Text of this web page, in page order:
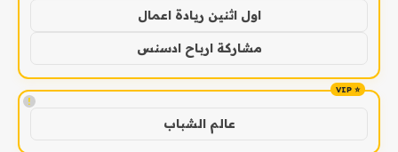
اول اثنين ريادة اعمال
مشاركة ارباح ادسنس
!
عالم الشباب